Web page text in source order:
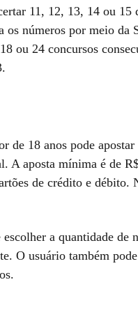
11, 12, 13, 14 ou 15
os números por meio da
ou 24 concursos
de 18 anos pode
A aposta mínima é de
de crédito e débito.
a quantidade de
O usuário também